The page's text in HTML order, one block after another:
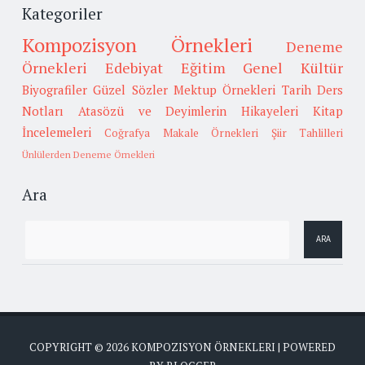
Kategoriler
Kompozisyon Örnekleri
Deneme
Örnekleri
Edebiyat Eğitim Genel Kültür
Biyografiler Güzel Sözler Mektup Örnekleri Tarih Ders
Notları
Atasözü ve Deyimlerin Hikayeleri
Kitap
İncelemeleri
Coğrafya Makale Örnekleri Şiir Tahlilleri
Ünlülerden Deneme Örnekleri
Ara
COPYRIGHT © 2026KOMPOZISYON ÖRNEKLERI | POWERED